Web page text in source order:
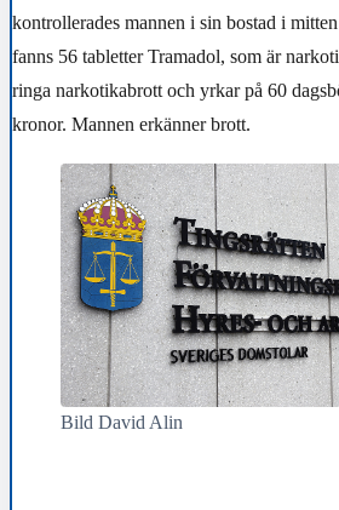
kontrollerades mannen i sin bostad i
fanns 56 tabletter Tramadol, som är
ringa narkotikabrott och yrkar på 60
kronor. Mannen erkänner brott.
Bild David Alin